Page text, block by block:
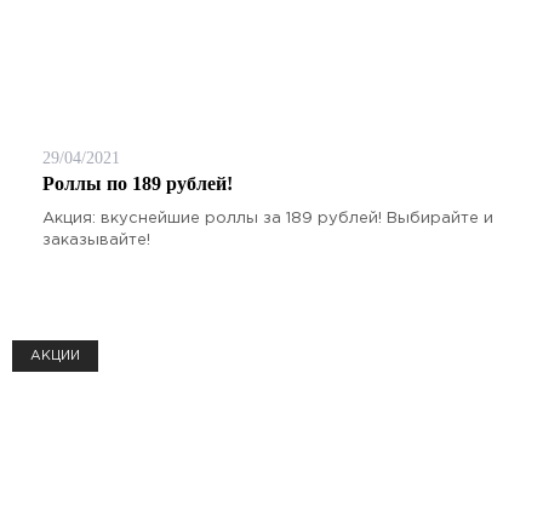
29/04/2021
Роллы по 189 рублей!
Акция: вкуснейшие роллы за 189 рублей! Выбирайте и
заказывайте!
АКЦИИ